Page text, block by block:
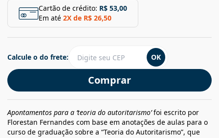
Cartão de crédito: R$ 53,00
Em até 2X de R$ 26,50
Comprar
Calcule o do frete: OK
Apontamentos para a ‘teoria do autoritarismo’foi escrito por
Florestan Fernandes com base em anotações de aulas para o
curso de graduação sobre a “Teoria do Autoritarismo”, que